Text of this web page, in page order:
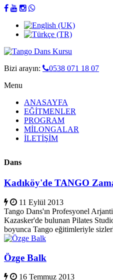
Bizi arayın: 0538 071 18 07
Menu
ANASAYFA
EĞİTMENLER
PROGRAM
MİLONGALAR
İLETİŞİM
Dans
Kadıköy'de TANGO
11 Eylül 2013
Tango Dans'ın Profesyonel
Kazasker'de bulunan Pilates
boyunca Tango eğitimleriyle
Özge Balk
16 Temmuz 2013